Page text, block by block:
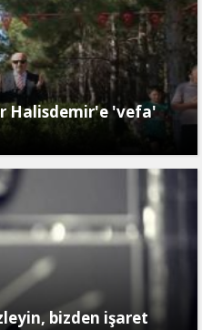
Halisdemir'e 'vefa'
bizden işaret